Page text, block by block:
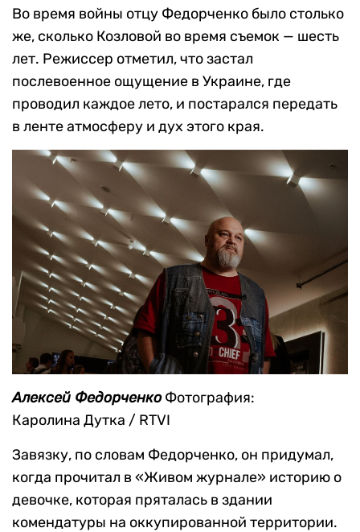
Во время войны отцу Федорченко было столько
же, сколько Козловой во время съемок — шесть
лет. Режиссер отметил, что застал
послевоенное ощущение в Украине, где
проводил каждое лето, и постарался передать
в ленте атмосферу и дух этого края.
Алексей ФедорченкоФотография:
Каролина Дутка / RTVI
Завязку, по словам Федорченко, он придумал,
когда прочитал в «Живом журнале» историю о
девочке, которая пряталась в здании
комендатуры на оккупированной территории.